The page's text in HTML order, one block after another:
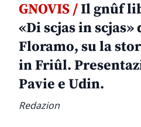
GNOVIS /Il gnûf
«Di scjas in scjas»
Floramo, su la
in Friûl.
Pavie e Udin.
Redazion